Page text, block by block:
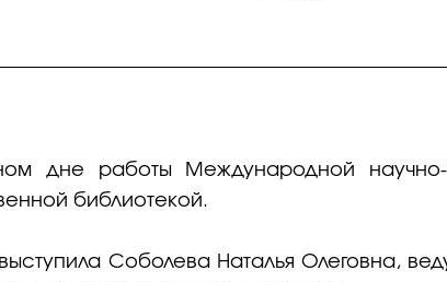
дне работы Международной научно-
библиотекой.
Соболева Наталья Олеговна,